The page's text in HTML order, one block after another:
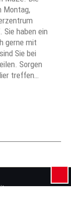
Montag,
haben ein
gerne mit
Sie bei
Sorgen
treffen…